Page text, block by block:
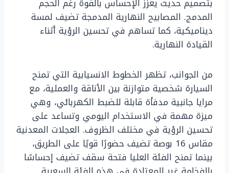
المدمج. المصابيح النهارية المدمجة تضيف لمسة
ديناميكية، كما تساهم في تحسين الرؤية أثناء
القيادة النهارية.
من الجوانب، تظهر الخطوط الانسيابية التي تمنح
السيارة شخصية متوازنة بين الأناقة والعملية، مع
مرايا جانبية مدفأة قابلة للضبط الكهربائي، وهي
ميزة مهمة في الاستخدام اليومي وتساعد على
تحسين الرؤية في مختلف الظروف. العجلات المعدنية
مقاس 16 بوصة تضيف حضورًا قويًا على الطريق،
بينما تمنح الفئة العليا فتحة سقف تضيف إحساسًا